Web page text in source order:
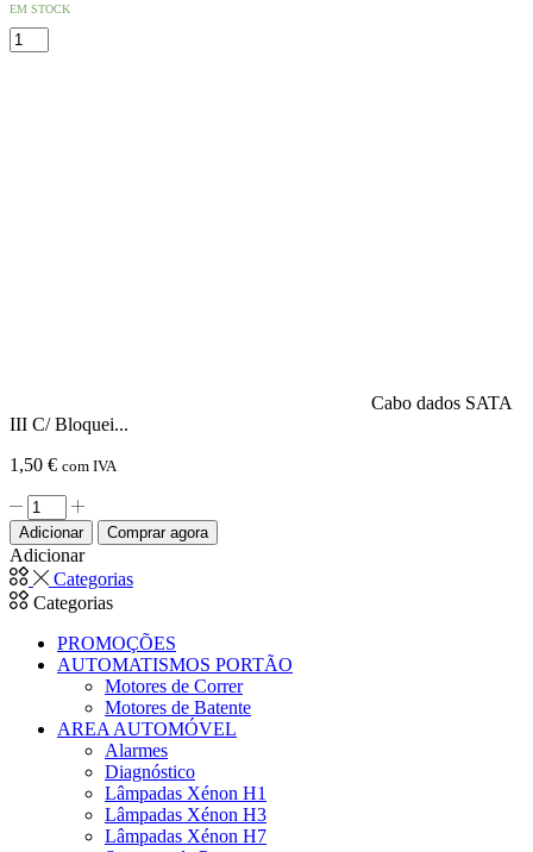
EM STOCK
Quantidade
de
Cabo dados SATA
III C/ Bloquei...
1,50 € com IVA
Quantidade
de
Cabo
dados
SATA
III
Bloqueio
0.5m
LANBERG
Adicionar Comprar agora
Adicionar
Categorias
Categorias
PROMOÇÕES
AUTOMATISMOS PORTÃO
Motores de Correr
Motores de Batente
AREA AUTOMÓVEL
Alarmes
Diagnóstico
Lâmpadas Xénon H1
Lâmpadas Xénon H3
Lâmpadas Xénon H7